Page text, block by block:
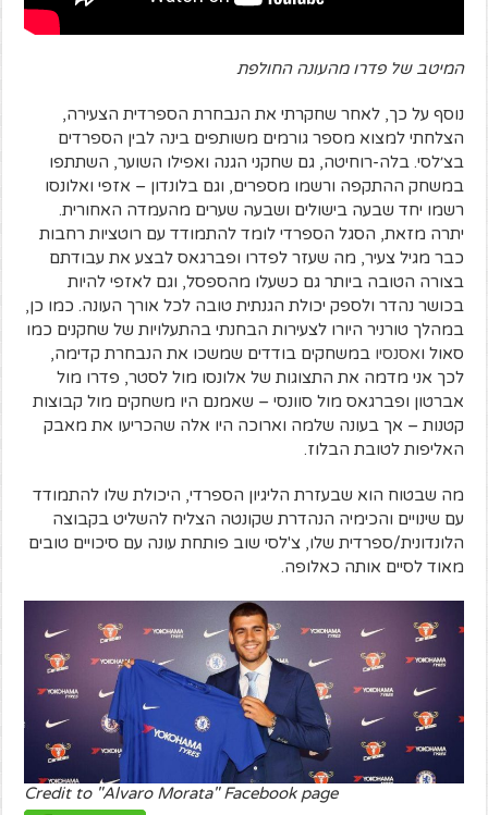
‎המיטב של פדרו מהעונה החולפת
נוסף על כך, לאחר שחקרתי את הנבחרת הספרדית הצעירה,
הצלחתי למצוא מספר גורמים משותפים בינה לבין הספרדים
בצ׳לסי. בלה-רוחיטה, גם שחקני הגנה ואפילו השוער, השתתפו
במשחק ההתקפה ורשמו מספרים, וגם בלונדון – אזפי ואלונסו
רשמו יחד שבעה בישולים ושבעה שערים מהעמדה האחורית.
יתרה מזאת, הסגל הספרדי לומד להתמודד עם רוטציות רחבות
כבר מגיל צעיר, מה שעזר לפדרו ופברגאס לבצע את עבודתם
בצורה הטובה ביותר גם כשעלו מהספסל, וגם לאזפי להיות
בכושר נהדר ולספק יכולת הגנתית טובה לכל אורך העונה. כמו כן,
במהלך טורניר היורו לצעירות הבחנתי בהתעלויות של שחקנים כמו
סאול ואסנסיו במשחקים בודדים שמשכו את הנבחרת קדימה,
לכך אני מדמה את התצוגות של אלונסו מול לסטר, פדרו מול
אברטון ופברגאס מול סוונסי – שאמנם היו משחקים מול קבוצות
קטנות – אך בעונה שלמה וארוכה היו אלה שהכריעו את מאבק
האליפות לטובת הבלוז.
מה שבטוח הוא שבעזרת הליגיון הספרדי, היכולת שלו להתמודד
עם שינויים והכימיה הנהדרת שקונטה הצליח להשליט בקבוצה
הלונדונית/ספרדית שלו, צ'לסי שוב פותחת עונה עם סיכויים טובים
מאוד לסיים אותה כאלופה.
Credit to "Alvaro Morata" Facebook page